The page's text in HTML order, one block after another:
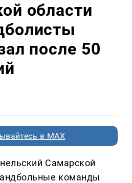
области
после 50
в MAX
Самарской
команды